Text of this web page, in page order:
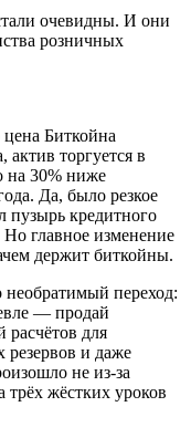
очевидны. И они
розничных
Биткойна
торгуется в
на 30% ниже
Да, было резкое
пузырь кредитного
главное изменение
держит биткойны.
переход:
— продай
расчётов для
резервов и даже
не из-за
трёх жёстких уроков